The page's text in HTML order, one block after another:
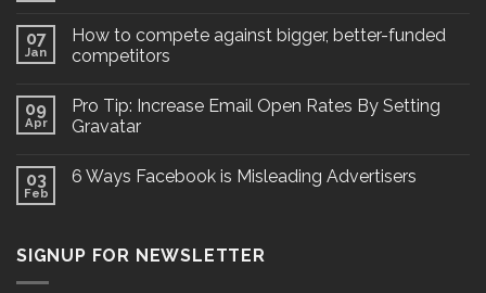
07
Jan
How to compete against bigger, better-funded
competitors
09
Apr
Pro Tip: Increase Email Open Rates By Setting
Gravatar
03
Feb
6 Ways Facebook is Misleading Advertisers
SIGNUP FOR NEWSLETTER